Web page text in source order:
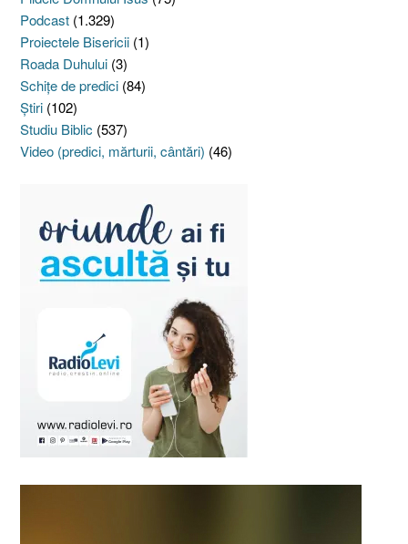
Podcast (1.329)
Proiectele Bisericii (1)
Roada Duhului (3)
Schiţe de predici (84)
Ştiri (102)
Studiu Biblic (537)
Video (predici, mărturii, cântări) (46)